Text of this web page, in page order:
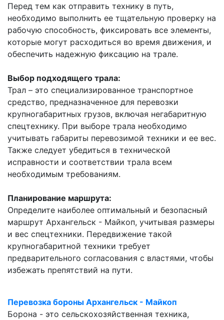
Перед тем как отправить технику в путь,
необходимо выполнить ее тщательную проверку на
рабочую способность, фиксировать все элементы,
которые могут расходиться во время движения, и
обеспечить надежную фиксацию на трале.
Выбор подходящего трала:
Трал – это специализированное транспортное
средство, предназначенное для перевозки
крупногабаритных грузов, включая негабаритную
спецтехнику. При выборе трала необходимо
учитывать габариты перевозимой техники и ее вес.
Также следует убедиться в технической
исправности и соответствии трала всем
необходимым требованиям.
Планирование маршрута:
Определите наиболее оптимальный и безопасный
маршрут Архангельск - Майкоп, учитывая размеры
и вес спецтехники. Передвижение такой
крупногабаритной техники требует
предварительного согласования с властями, чтобы
избежать препятствий на пути.
Перевозка бороны Архангельск - Майкоп
Борона - это сельскохозяйственная техника,